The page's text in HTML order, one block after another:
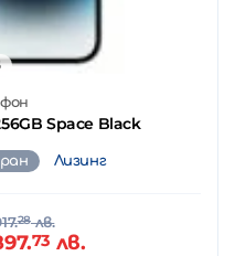
Space Black
Лизинг
28лв.
73 лв.